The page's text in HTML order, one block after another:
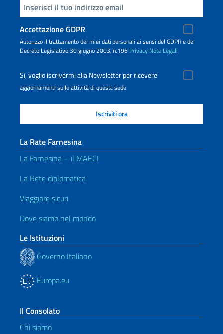
Inserisci la tua email
Accettazione GDPR
Autorizzo il trattamento dei miei dati personali ai sensi del GDPR e del
Decreto Legislativo 30 giugno 2003, n.196 Privacy Note Legali
Sì, voglio iscrivermi alla Newsletter per ricevere
aggiornamenti sulle attività di questa sede
La Rate Farnesina
La Farnesina – il MAECI
La Rete diplomatica
Viaggiare sicuri
Dove siamo nel mondo
Le Istituzioni
Governo Italiano
Europa.eu
Il Consolato
Chi siamo